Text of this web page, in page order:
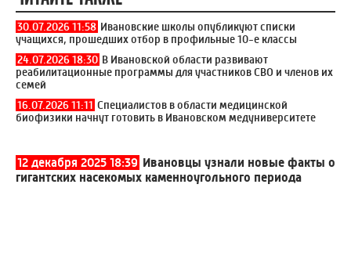
30.07.2026 11:58 Ивановские школы опубликуют списки
учащихся, прошедших отбор в профильные 10-е классы
24.07.2026 18:30 В Ивановской области развивают
реабилитационные программы для участников СВО и членов их
семей
16.07.2026 11:11 Специалистов в области медицинской
биофизики начнут готовить в Ивановском медуниверситете
12 декабря 2025 18:39 Ивановцы узнали новые факты о
гигантских насекомых каменноугольного периода